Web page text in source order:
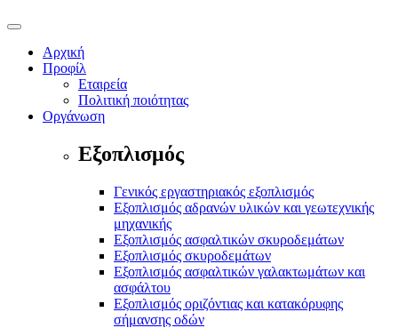
Αρχική
Προφίλ
Εταιρεία
Πολιτική ποιότητας
Οργάνωση
Εξοπλισμός
Γενικός εργαστηριακός εξοπλισμός
Εξοπλισμός αδρανών υλικών και γεωτεχνικής
μηχανικής
Εξοπλισμός ασφαλτικών σκυροδεμάτων
Εξοπλισμός σκυροδεμάτων
Εξοπλισμός ασφαλτικών γαλακτωμάτων και
ασφάλτου
Εξοπλισμός οριζόντιας και κατακόρυφης
σήμανσης οδών